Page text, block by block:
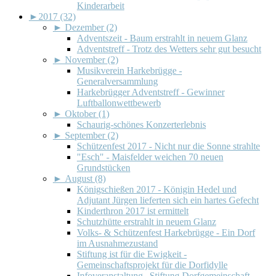
Kinderarbeit
► 2017 (32)
► Dezember (2)
Adventszeit - Baum erstrahlt in neuem Glanz
Adventstreff - Trotz des Wetters sehr gut besucht
► November (2)
Musikverein Harkebrügge -
Generalversammlung
Harkebrügger Adventstreff - Gewinner
Luftballonwettbewerb
► Oktober (1)
Schaurig-schönes Konzerterlebnis
► September (2)
Schützenfest 2017 - Nicht nur die Sonne strahlte
"Esch" - Maisfelder weichen 70 neuen
Grundstücken
► August (8)
Königschießen 2017 - Königin Hedel und
Adjutant Jürgen lieferten sich ein hartes Gefecht
Kinderthron 2017 ist ermittelt
Schutzhütte erstrahlt in neuem Glanz
Volks- & Schützenfest Harkebrügge - Ein Dorf
im Ausnahmezustand
Stiftung ist für die Ewigkeit -
Gemeinschaftsprojekt für die Dorfidylle